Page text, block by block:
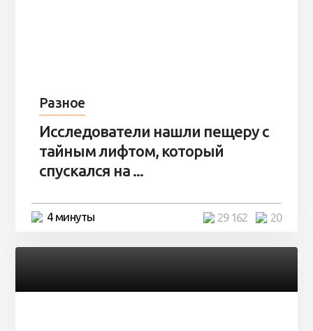
Разное
Исследователи нашли пещеру с
тайным лифтом, который
спускался на ...
4 минуты 20
29 162